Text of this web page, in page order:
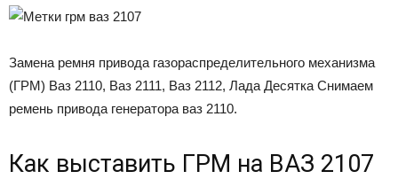
Замена ремня привода газораспределительного механизма
(ГРМ) Ваз 2110, Ваз 2111, Ваз 2112, Лада Десятка Снимаем
ремень привода генератора ваз 2110.
Как выставить ГРМ на ВАЗ 2107